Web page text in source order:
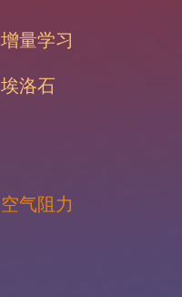
增量学习
埃洛石
空气阻力